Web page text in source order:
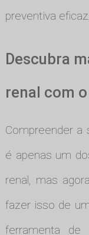
preventiva eficaz.
Descubra
renal com
Compreender a
é apenas um
renal, mas
fazer isso de
ferramenta de